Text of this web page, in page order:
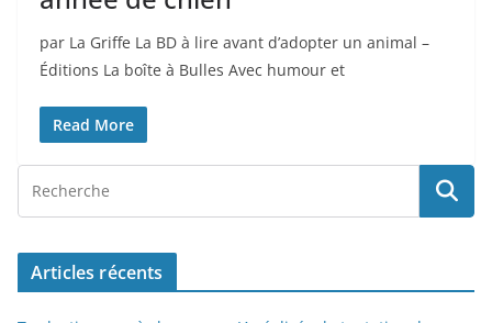
par La Griffe La BD à lire avant d’adopter un animal –
Éditions La boîte à Bulles Avec humour et
Read More
Articles récents